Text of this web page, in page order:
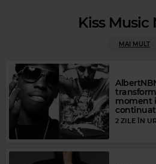
Rock Blues
BOBBY BLUE BLAND–AIN'T NO LOVE IN
Kiss Music
MAI MULT
moment
2 ZILE ÎN